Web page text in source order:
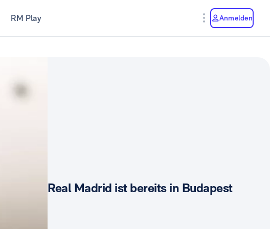
RM Play Anmelden
Real Madrid ist bereits in Budapest